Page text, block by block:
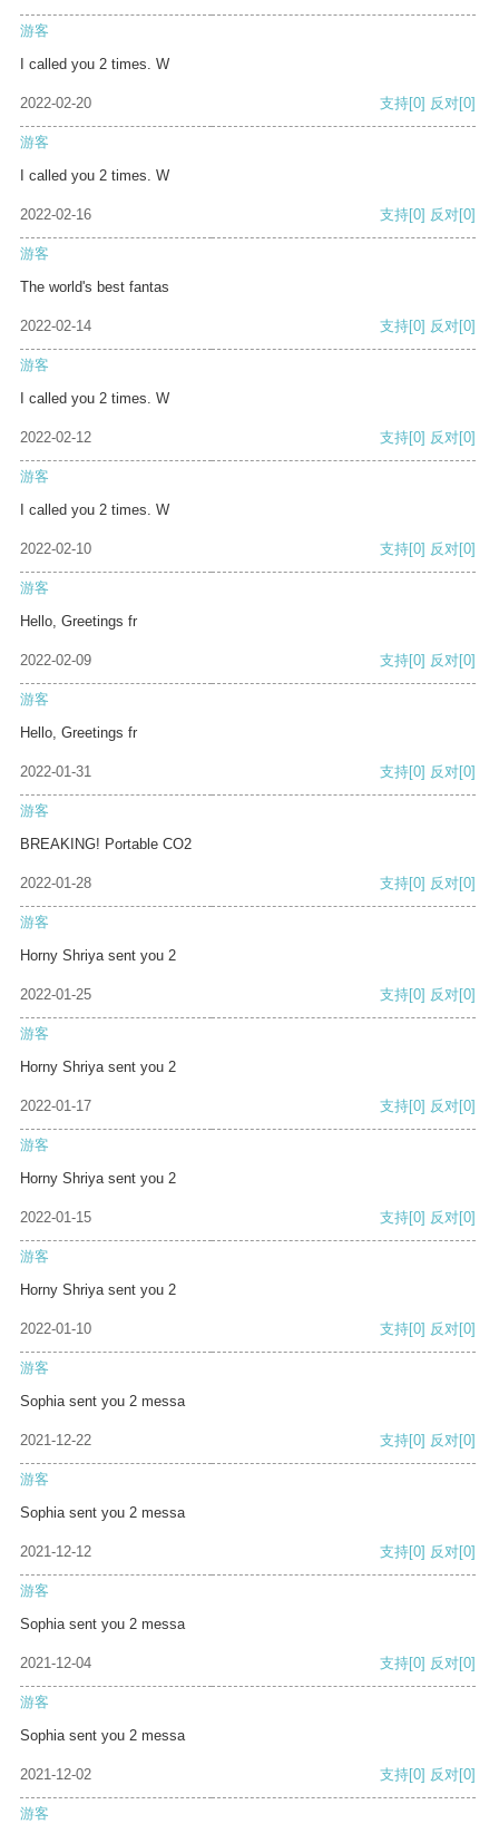
游客
I called you 2 times. W
2022-02-20 支持[0] 反对[0]
游客
I called you 2 times. W
2022-02-16 支持[0] 反对[0]
游客
The world's best fantas
2022-02-14 支持[0] 反对[0]
游客
I called you 2 times. W
2022-02-12 支持[0] 反对[0]
游客
I called you 2 times. W
2022-02-10 支持[0] 反对[0]
游客
Hello, Greetings fr
2022-02-09 支持[0] 反对[0]
游客
Hello, Greetings fr
2022-01-31 支持[0] 反对[0]
游客
BREAKING! Portable CO2
2022-01-28 支持[0] 反对[0]
游客
Horny Shriya sent you 2
2022-01-25 支持[0] 反对[0]
游客
Horny Shriya sent you 2
2022-01-17 支持[0] 反对[0]
游客
Horny Shriya sent you 2
2022-01-15 支持[0] 反对[0]
游客
Horny Shriya sent you 2
2022-01-10 支持[0] 反对[0]
游客
Sophia sent you 2 messa
2021-12-22 支持[0] 反对[0]
游客
Sophia sent you 2 messa
2021-12-12 支持[0] 反对[0]
游客
Sophia sent you 2 messa
2021-12-04 支持[0] 反对[0]
游客
Sophia sent you 2 messa
2021-12-02 支持[0] 反对[0]
游客